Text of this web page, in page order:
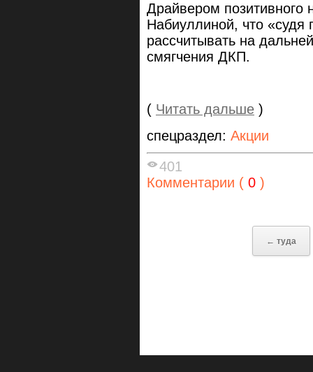
Драйвером позитивного
Набиуллиной, что
рассчитывать на
смягчения ДКП.
( Читать дальше )
спецраздел: Акции
401
Комментарии ( 0 )
← туда